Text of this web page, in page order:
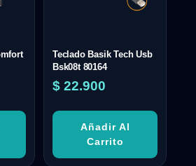
Teclado Basik Tech Usb
Bsk08t 80164
$ 22.900
Añadir Al
Carrito